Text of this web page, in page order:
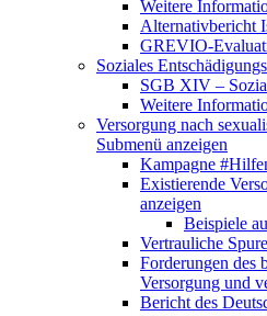
Weitere
Alternativbericht
GREVIO-
Soziales
SGB XIV –
Weitere
Versorgung nach
Submenü anzeigen
Kampagne
Existierende
anzeigen
Beispiele
Vertrauliche
Forderungen des
Versorgung und
Bericht des